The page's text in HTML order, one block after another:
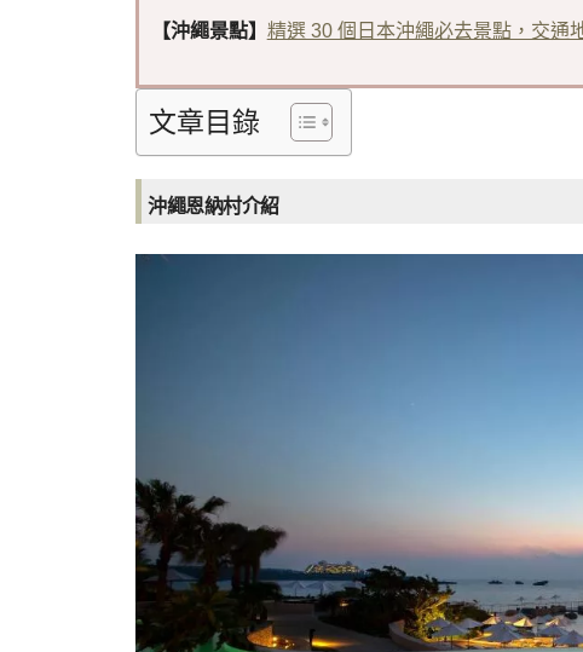
【沖繩景點】 精選 30 個日本沖繩必去景點，交通
文章目錄
沖繩恩納村介紹